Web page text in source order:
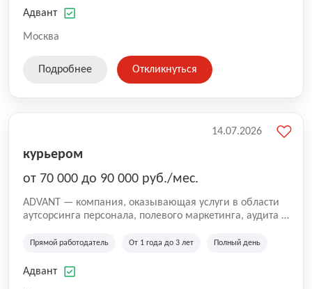
лиц и коммерческих организаций.
Адвант
Москва
Подробнее Откликнуться
курьером
от 70 000 до 90 000 руб./мес.
ADVANT — компания, оказывающая услуги в области
аутсорсинга персонала, полевого маркетинга, аудита и
региональных клиентов. Мы работаем на рынке с
Казахстана и Беларуси, сотрудничая с компаниями из
Прямой работодатель От 1 года до 3 лет Полный день
Адвант
14.07.2026